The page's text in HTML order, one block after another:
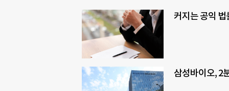
커지는 공익
삼성바이오, 2